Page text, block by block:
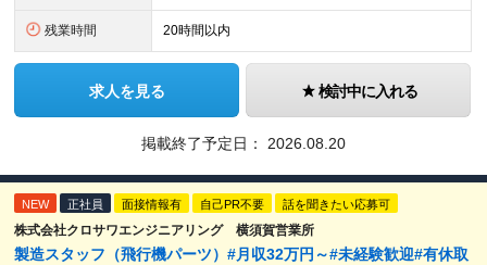
残業時間 20時間以内
求人を見る 検討中に入れる
掲載終了予定日： 2026.08.20
NEW 正社員 面接情報有 自己PR不要 話を聞きたい応募可
株式会社クロサワエンジニアリング 横須賀営業所
製造スタッフ（飛行機パーツ）#月収32万円～#未経験歓迎#有休取